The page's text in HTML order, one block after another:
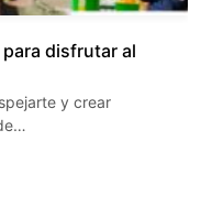
disfrutar al
y crear